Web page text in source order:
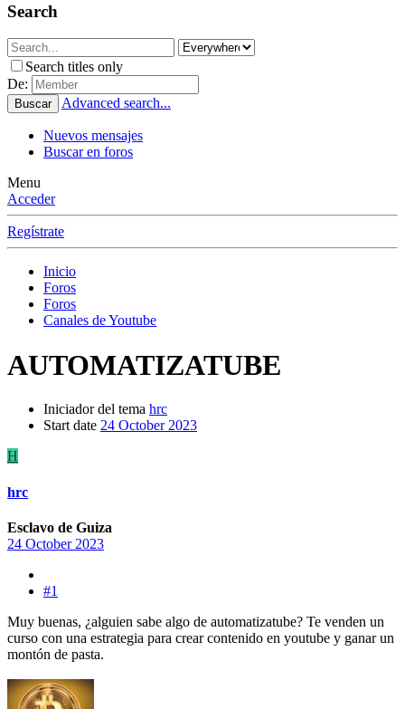
Search
Search titles only
De:
Buscar Advanced search...
Nuevos mensajes
Buscar en foros
Menu
Acceder
Regístrate
Inicio
Foros
Foros
Canales de Youtube
AUTOMATIZATUBE
Iniciador del tema hrc
Start date 24 October 2023
H
hrc
Esclavo de Guiza
24 October 2023
#1
Muy buenas, ¿alguien sabe algo de automatizatube? Te venden un
curso con una estrategia para crear contenido en youtube y ganar un
montón de pasta.